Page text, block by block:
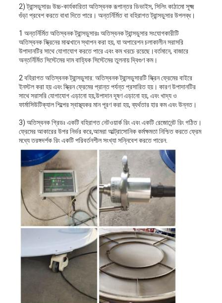
2) ট্রান্সডুসারঃ উচ্চ-কার্যকারিতা অতিস্বনক রূপান্তর ডিভাইস, সিলিং কাঠামো সূক্ষ্ম
গুঁড়া প্রবেশ করতে বাধা দিতে পারে। অন্তর্নির্মিত বা বহিরাগত ট্রান্সডুসার উপলব্ধ।
1 অন্তর্নির্মিত অতিস্বনক ট্রান্সডুসারঃ অতিস্বনক ট্রান্সডুসার সংযোগকারীটি
অতিস্বনক স্ক্রিনের মাঝখানে স্থাপন করা হয়, যা অপারেশন চলাকালীন সরাসরি
উপাদানটির সাথে যোগাযোগ করতে পারে এবং কম খরচে রয়েছে।বর্তমানে, বাজারে
অন্তর্নির্মিত সিস্টেমের দাম বাহ্যিক সিস্টেমের তুলনায় দ্বিগুণ কম।
2 বহিরাগত অতিস্বনক ট্রান্সডুসার: অতিস্বনক ট্রান্সডুসারটি স্ক্রিন ফ্রেমের বাইরে
ইনস্টল করা হয় এবং স্ক্রিন ফ্রেমের প্রান্ত পর্যন্ত প্রসারিত হয়। কারণ উপাদানটির
সাথে সরাসরি যোগাযোগ এড়ানো হয়,উপাদান দূষণ এড়ানো হয়, এবং খাদ্য ও
ফার্মাসিউটিক্যাল শিল্পের স্বাস্থ্যকর মান পূরণ করা হয়, ব্যর্থতার হার কম এবং উন্নত।
3) অতিস্বনক গ্রিডঃ একটি বহিরাগত নেটওয়ার্ক রিং এবং একটি রেজোনেন্ট রিং গঠিত।
ফ্রেমের আকারের উপর নির্ভর করে,আমরা আল্ট্রাসোনিক কর্মক্ষমতা নিশ্চিত করতে ফ্রেম
মধ্যে তরঙ্গদর্শক রিং একটি পরিবর্তনশীল সংখ্যা সন্নিবেশ করতে পারেন.